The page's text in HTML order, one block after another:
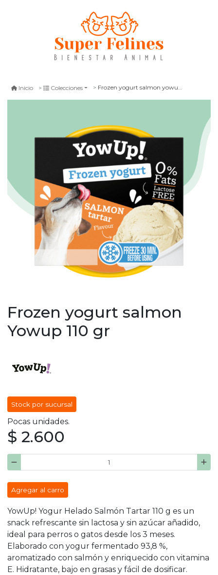
Inicio Colecciones Frozen yogurt salmon yowup 110 gr
Frozen yogurt salmon
Yowup 110 gr
Stock por sucursal
Pocas unidades.
$ 2.600
Agregar al carro
YowUp! Yogur Helado Salmón Tartar 110 g es un
snack refrescante sin lactosa y sin azúcar añadido,
ideal para perros o gatos desde los 3 meses.
Elaborado con yogur fermentado 93,8 %,
aromatizado con salmón y enriquecido con vitamina
E. Hidratante, bajo en grasas y fácil de dosificar.